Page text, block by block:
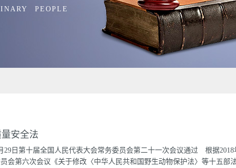
PEOPLE
安全法
月29日第十届全国人民代表大会常务委员会第二十一次会议通过 根据
会第六次会议《关于修改〈中华人民共和国野生动物保护法〉等十五部